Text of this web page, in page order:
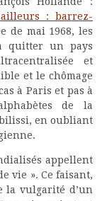
: barrez-
de mai 1968, les
quitter un pays
et
et le chômage
à Paris et pas à
de la
en oubliant
appellent
vie ». Ce faisant,
la vulgarité d’un